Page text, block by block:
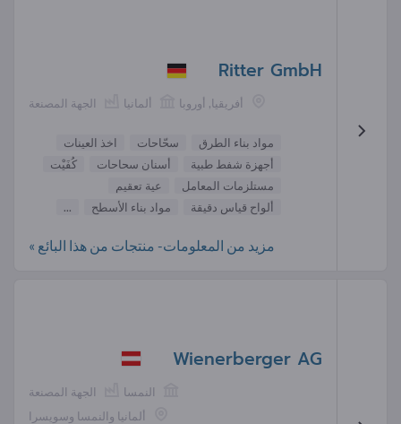
Ritter GmbH
الجهة المصنعة ألمانيا أفريقيا, أوروبا
مواد بناء الطرق سحّاحات
اخذ العينات
أجهزة شفط طبية
أسنان سحاحات
كُفَيْت‎
مستلزمات المعامل
عية تعقيم
ألواح قياس دقيقة
مواد بناء الأسطح ...
مزيد من المعلومات- منتجات من هذا البائع »
Wienerberger AG
الجهة المصنعة
النمسا
ألمانيا والنمسا وسويسرا